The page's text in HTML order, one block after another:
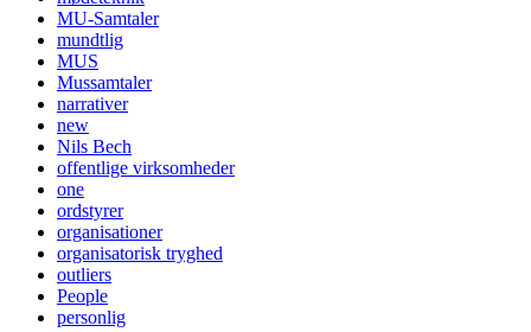
MU-Samtaler
mundtlig
MUS
Mussamtaler
narrativer
new
Nils Bech
offentlige virksomheder
one
ordstyrer
organisationer
organisatorisk tryghed
outliers
People
personlig